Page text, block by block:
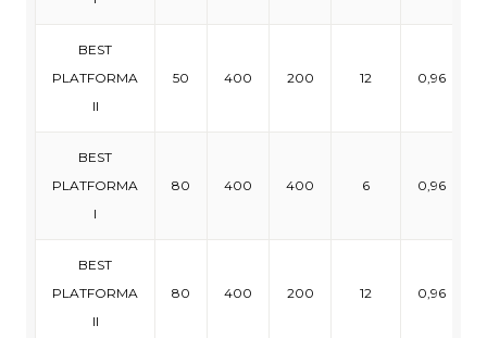
BEST
PLATFORMA
II
50 400 200 12 0,96
BEST
PLATFORMA
I
80 400 400 6 0,96
BEST
PLATFORMA
II
80 400 200 12 0,96